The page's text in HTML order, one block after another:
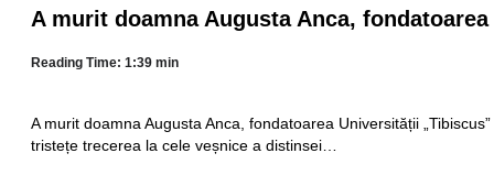
A murit doamna Augusta Anca,
Reading Time: 1:39 min
A murit doamna Augusta Anca, fondatoarea Universității
tristețe trecerea la cele veșnice a distinsei…